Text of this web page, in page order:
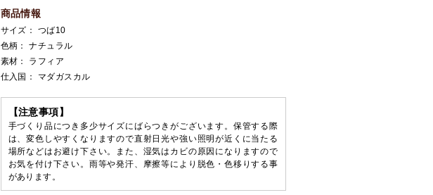
商品情報
サイズ： つば10
色柄： ナチュラル
素材： ラフィア
仕入国： マダガスカル
【注意事項】
手づくり品につき多少サイズにばらつきがございます。保管する際
は、変色しやすくなりますので直射日光や強い照明が近くに当たる
場所などはお避け下さい。また、湿気はカビの原因になりますので
お気を付け下さい。雨等や発汗、摩擦等により脱色・色移りする事
があります。